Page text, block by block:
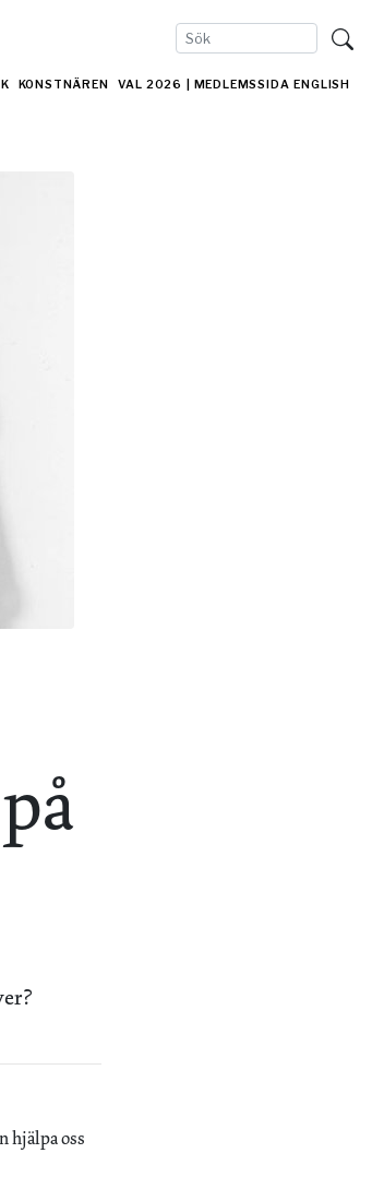
KONSTNÄREN VAL 2026 | MEDLEMSSIDA ENGLISH
hjälpa oss